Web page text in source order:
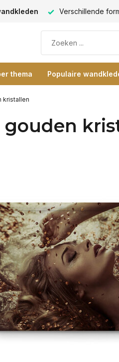
Verschillende
thema Populaire
kristallen
gouden